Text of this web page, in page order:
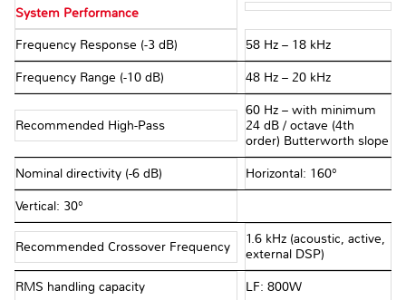
System Performance
Frequency Response (-3 dB) 58 Hz – 18 kHz
Frequency Range (-10 dB) 48 Hz – 20 kHz
Recommended High-Pass
60 Hz – with minimum
24 dB / octave (4th
order) Butterworth slope
Nominal directivity (-6 dB) Horizontal: 160°
Vertical: 30°
Recommended Crossover Frequency
1.6 kHz (acoustic, active,
external DSP)
RMS handling capacity LF: 800W